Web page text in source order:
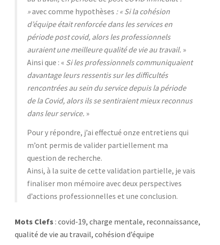
»avec comme hypothèses : « Si la cohésion
d’équipe était renforcée dans les services en
période post covid, alors les professionnels
auraient une meilleure qualité de vie au travail. »
Ainsi que : « Si les professionnels communiquaient
davantage leurs ressentis sur les difficultés
rencontrées au sein du service depuis la période
de la Covid, alors ils se sentiraient mieux reconnus
dans leur service. »
Pour y répondre, j’ai effectué onze entretiens qui
m’ont permis de valider partiellement ma
question de recherche.
Ainsi, à la suite de cette validation partielle, je vais
finaliser mon mémoire avec deux perspectives
d’actions professionnelles et une conclusion.
Mots Clefs : covid-19, charge mentale, reconnaissance,
qualité de vie au travail, cohésion d’équipe